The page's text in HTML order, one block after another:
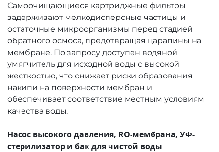
Самоочищающиеся картриджные фильтры
задерживают мелкодисперсные частицы и
остаточные микроорганизмы перед стадией
обратного осмоса, предотвращая царапины на
мембране. По запросу доступен водяной
умягчитель для исходной воды с высокой
жесткостью, что снижает риски образования
накипи на поверхности мембран и
обеспечивает соответствие местным условиям
качества воды.
Насос высокого давления, RO-мембрана, УФ-
стерилизатор и бак для чистой воды